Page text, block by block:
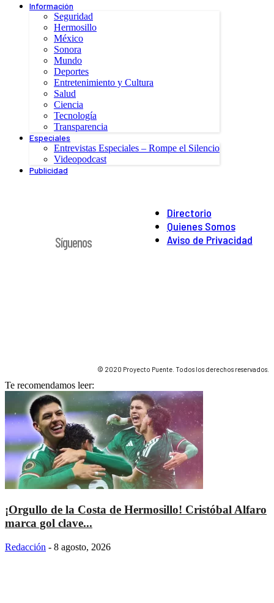
Información
Seguridad
Hermosillo
México
Sonora
Mundo
Deportes
Entretenimiento y Cultura
Salud
Ciencia
Tecnología
Transparencia
Especiales
Entrevistas Especiales – Rompe el Silencio
Videopodcast
Publicidad
Directorio
Quienes Somos
Aviso de Privacidad
Síguenos
© 2020 Proyecto Puente. Todos los derechos reservados.
Te recomendamos leer:
¡Orgullo de la Costa de Hermosillo! Cristóbal Alfaro
marca gol clave...
Redacción - 8 agosto, 2026